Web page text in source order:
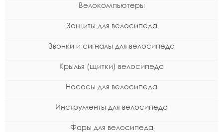
Велокомпьютеры
Защиты для велосипеда
Звонки и сигналы для велосипеда
Крылья (щитки) велосипеда
Насосы для велосипеда
Инструменты для велосипеда
Фары для велосипеда